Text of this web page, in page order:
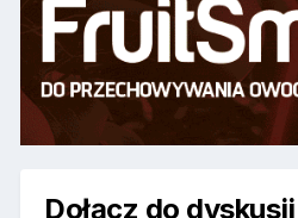
Dołącz do dyskusji